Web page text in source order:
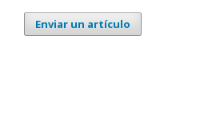
Enviar un artículo